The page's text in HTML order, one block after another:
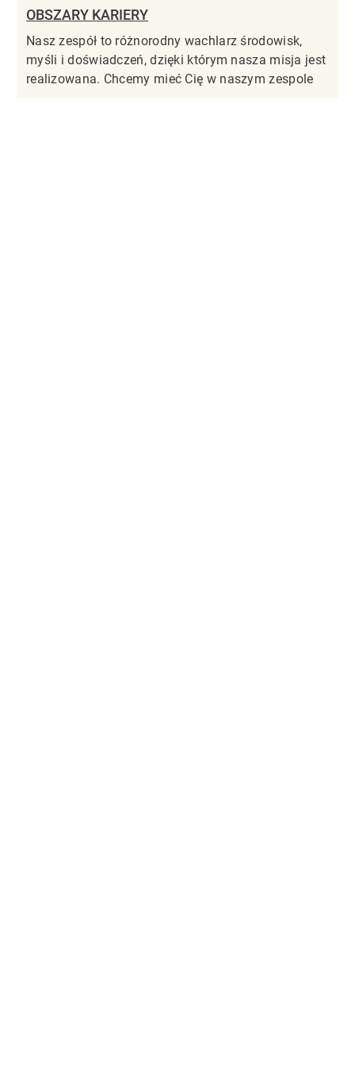
OBSZARY KARIERY
Nasz zespół to różnorodny wachlarz środowisk,
myśli i doświadczeń, dzięki którym nasza misja jest
realizowana. Chcemy mieć Cię w naszym zespole